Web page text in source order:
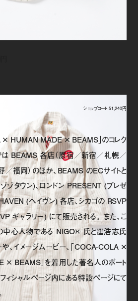
ショップコート 51,240円
× HUMAN MADE × BEAMS」のコレク
は BEAMS 各店（原宿／新宿／札幌／
福岡）のほか、BEAMS のECサイトと
ゾタウン)、ロンドン PRESENT (プレゼ
HAVEN (ヘイヴン) 各店、シカゴの RSVP
ギャラリー) にて販売される。 また、こ
中心人物である NIGO® 氏と窪浩志氏
、イメージムービー、「COCA-COLA ×
× BEAMS」を着用した著名人のポート
フィシャルページ内にある特設ページにて